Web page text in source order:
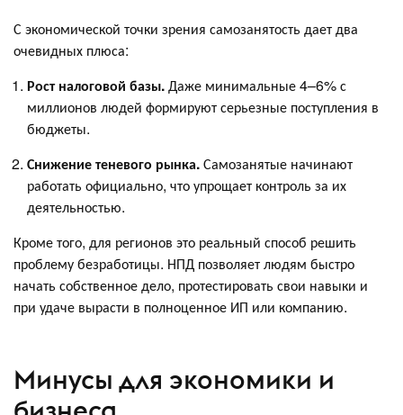
С экономической точки зрения самозанятость дает два
очевидных плюса:
Рост налоговой базы.Даже минимальные 4–6% с
миллионов людей формируют серьезные поступления в
бюджеты.
Снижение теневого рынка.Самозанятые начинают
работать официально, что упрощает контроль за их
деятельностью.
Кроме того, для регионов это реальный способ решить
проблему безработицы. НПД позволяет людям быстро
начать собственное дело, протестировать свои навыки и
при удаче вырасти в полноценное ИП или компанию.
Минусы для экономики и